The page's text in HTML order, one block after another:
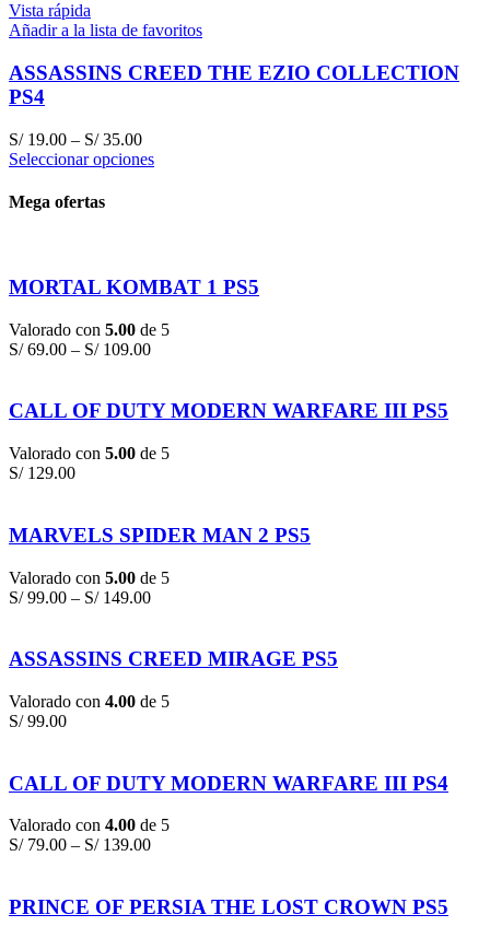
Vista rápida
Añadir a la lista de favoritos
ASSASSINS CREED THE EZIO COLLECTION
PS4
S/19.00 – S/35.00
Seleccionar opciones
Mega ofertas
MORTAL KOMBAT 1 PS5
Valorado con 5.00 de 5
S/69.00 – S/109.00
CALL OF DUTY MODERN WARFARE III PS5
Valorado con 5.00 de 5
S/129.00
MARVELS SPIDER MAN 2 PS5
Valorado con 5.00 de 5
S/99.00 – S/149.00
ASSASSINS CREED MIRAGE PS5
Valorado con 4.00 de 5
S/99.00
CALL OF DUTY MODERN WARFARE III PS4
Valorado con 4.00 de 5
S/79.00 – S/139.00
PRINCE OF PERSIA THE LOST CROWN PS5